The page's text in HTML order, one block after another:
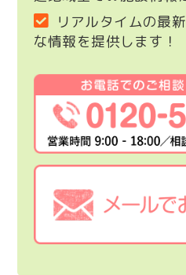
リアルタイムの最
な情報を提供します！